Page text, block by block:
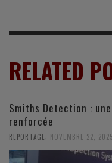
RELATED
Smiths Detection :
renforcée
REPORTAGE NOVEMBRE 22, 2025